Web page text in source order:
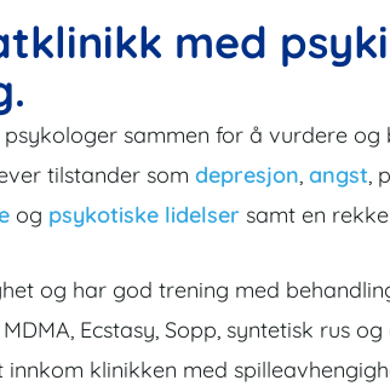
med
sammen for å vurdere og
tilstander som depresjon, angst,
og psykotiske lidelser samt en
og har god trening med
Ecstasy, Sopp, syntetisk rus
klinikken med